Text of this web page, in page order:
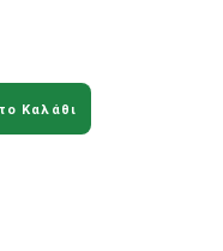
Καλάθι